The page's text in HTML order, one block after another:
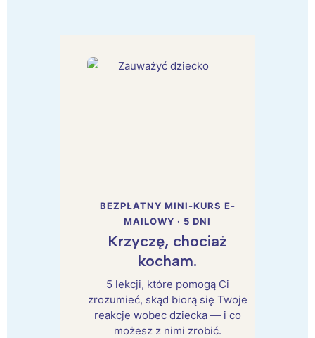
BEZPŁATNY MINI-KURS E-
MAILOWY · 5 DNI
Krzyczę, chociaż
kocham.
5 lekcji, które pomogą Ci
zrozumieć, skąd biorą się Twoje
reakcje wobec dziecka — i co
możesz z nimi zrobić.